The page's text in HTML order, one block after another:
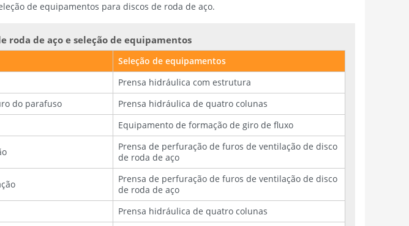
de equipamentos para discos de roda de aço.
roda de aço e seleção de equipamentos
Seleção de equipamentos
Prensa hidráulica com estrutura
do parafuso
Prensa hidráulica de quatro colunas
Equipamento de formação de giro de fluxo
Prensa de perfuração de furos de ventilação de disco
de roda de aço
Prensa de perfuração de furos de ventilação de disco
de roda de aço
Prensa hidráulica de quatro colunas